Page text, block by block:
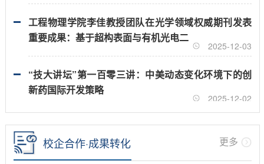
工程物理学院李佳教授团队在光学领域权威期刊发表
重要成果：基于超构表面与有机光电二
2025-12-03
“技大讲坛”第一百零三讲：中美动态变化环境下的创
新药国际开发策略
2025-12-02
校企合作·成果转化 更多